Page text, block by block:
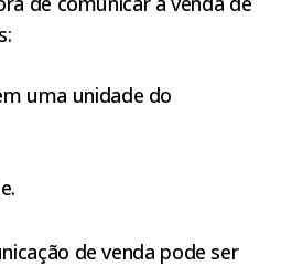
uma unidade do
de venda pode ser